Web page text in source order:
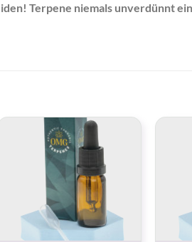
Terpene niemals unverdünnt